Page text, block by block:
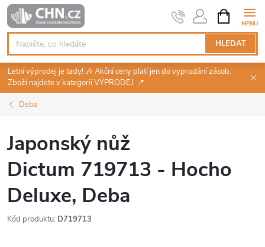
Přejít
na
obsah
HLEDAT
NÁKUPNÍ
KOŠÍK
Letní výprodej je tady! 🎶 Akční ceny platí jen do vyprodání zásob.
Zboží najdete v kategorii VÝPRODEJ. 📍
Deba
Japonský nůž
Dictum 719713 - Hocho
Deluxe, Deba
Kód produktu: D719713